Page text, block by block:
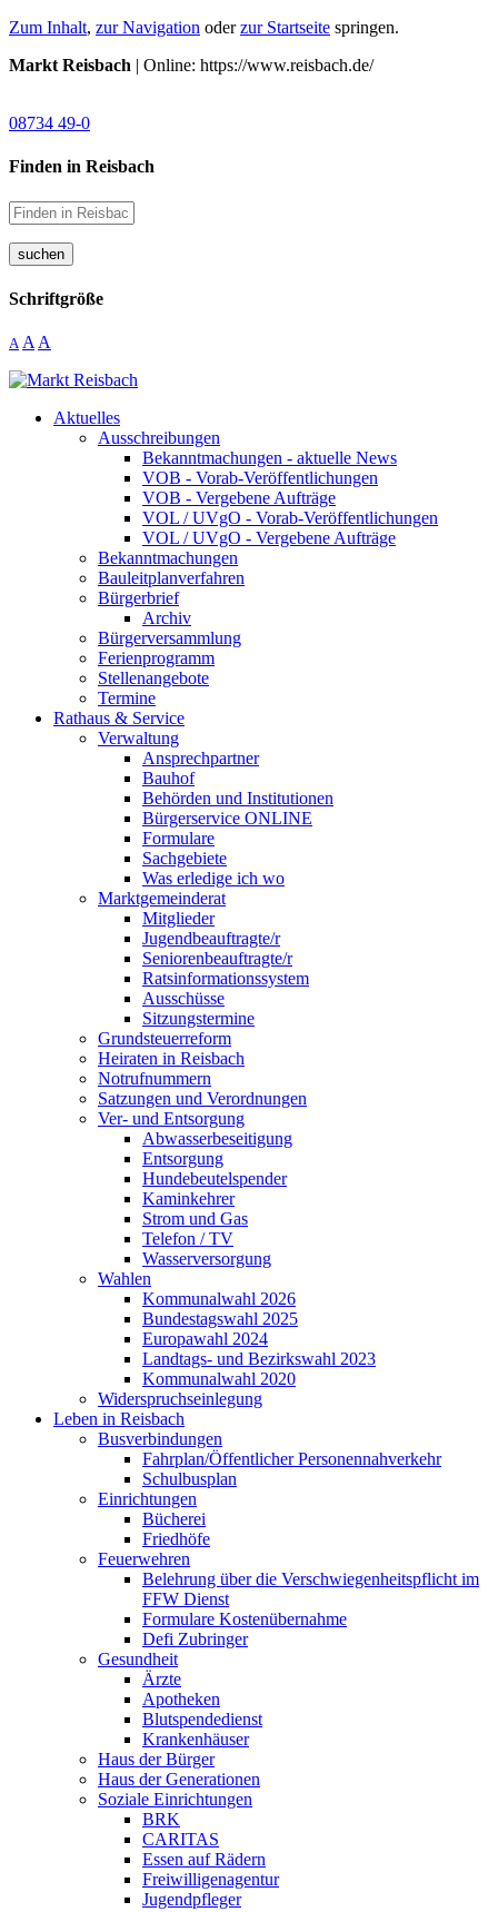
Zum Inhalt, zur Navigation oderzur Startseite springen.
Markt Reisbach | Online: https://www.reisbach.de/
08734 49-0
Finden in Reisbach
suchen
Schriftgröße
A A A
Aktuelles
Ausschreibungen
Bekanntmachungen - aktuelle News
VOB - Vorab-Veröffentlichungen
VOB - Vergebene Aufträge
VOL / UVgO - Vorab-Veröffentlichungen
VOL / UVgO - Vergebene Aufträge
Bekanntmachungen
Bauleitplanverfahren
Bürgerbrief
Archiv
Bürgerversammlung
Ferienprogramm
Stellenangebote
Termine
Rathaus & Service
Verwaltung
Ansprechpartner
Bauhof
Behörden und Institutionen
Bürgerservice ONLINE
Formulare
Sachgebiete
Was erledige ich wo
Marktgemeinderat
Mitglieder
Jugendbeauftragte/r
Seniorenbeauftragte/r
Ratsinformationssystem
Ausschüsse
Sitzungstermine
Grundsteuerreform
Heiraten in Reisbach
Notrufnummern
Satzungen und Verordnungen
Ver- und Entsorgung
Abwasserbeseitigung
Entsorgung
Hundebeutelspender
Kaminkehrer
Strom und Gas
Telefon / TV
Wasserversorgung
Wahlen
Kommunalwahl 2026
Bundestagswahl 2025
Europawahl 2024
Landtags- und Bezirkswahl 2023
Kommunalwahl 2020
Widerspruchseinlegung
Leben in Reisbach
Busverbindungen
Fahrplan/Öffentlicher Personennahverkehr
Schulbusplan
Einrichtungen
Bücherei
Friedhöfe
Feuerwehren
Belehrung über die Verschwiegenheitspflicht im
FFW Dienst
Formulare Kostenübernahme
Defi Zubringer
Gesundheit
Ärzte
Apotheken
Blutspendedienst
Krankenhäuser
Haus der Bürger
Haus der Generationen
Soziale Einrichtungen
BRK
CARITAS
Essen auf Rädern
Freiwilligenagentur
Jugendpfleger